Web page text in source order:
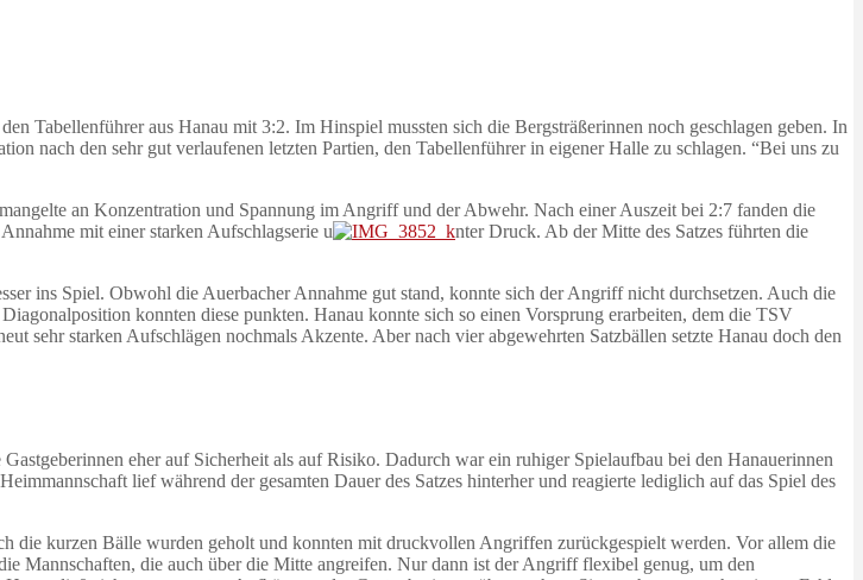
Tabellenführer aus Hanau mit 3:2. Im Hinspiel mussten sich die Bergsträßerinnen noch geschlagen geben. In
nach den sehr gut verlaufenen letzten Partien, den Tabellenführer in eigener Halle zu schlagen. “Bei uns zu
an Konzentration und Spannung im Angriff und der Abwehr. Nach einer Auszeit bei 2:7 fanden die
mit einer starken Aufschlagserie u
nter Druck. Ab der Mitte des Satzes führten die
ins Spiel. Obwohl die Auerbacher Annahme gut stand, konnte sich der Angriff nicht durchsetzen. Auch die
konnten diese punkten. Hanau konnte sich so einen Vorsprung erarbeiten, dem die TSV
sehr starken Aufschlägen nochmals Akzente. Aber nach vier abgewehrten Satzbällen setzte Hanau doch den
eher auf Sicherheit als auf Risiko. Dadurch war ein ruhiger Spielaufbau bei den Hanauerinnen
lief während der gesamten Dauer des Satzes hinterher und reagierte lediglich auf das Spiel des
die kurzen Bälle wurden geholt und konnten mit druckvollen Angriffen zurückgespielt werden. Vor allem die
Mannschaften, die auch über die Mitte angreifen. Nur dann ist der Angriff flexibel genug, um den